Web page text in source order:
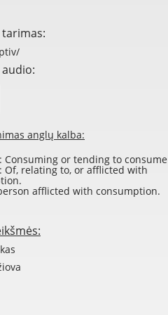
tarimas:
audio:
anglų kalba:
Consuming or tending to
Of, relating to, or afflicted with
afflicted with consumption.